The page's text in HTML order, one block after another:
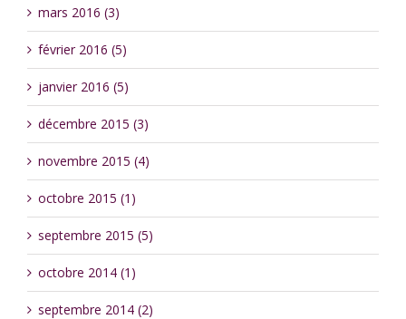
mars 2016 (3)
février 2016 (5)
janvier 2016 (5)
décembre 2015 (3)
novembre 2015 (4)
octobre 2015 (1)
septembre 2015 (5)
octobre 2014 (1)
septembre 2014 (2)